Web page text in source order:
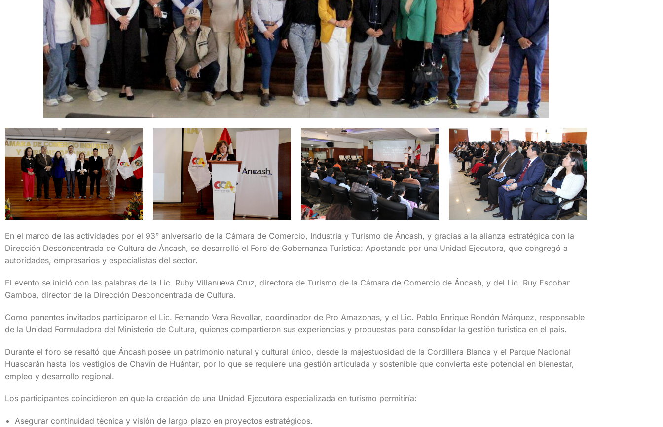
En el marco de las actividades por el 93° aniversario de la Cámara de Comercio, Industria y Turismo de Áncash, y gracias a la alianza estratégica con la
Dirección Desconcentrada de Cultura de Áncash, se desarrolló el Foro de Gobernanza Turística: Apostando por una Unidad Ejecutora, que congregó a
autoridades, empresarios y especialistas del sector.
El evento se inició con las palabras de la Lic. Ruby Villanueva Cruz, directora de Turismo de la Cámara de Comercio de Áncash, y del Lic. Ruy Escobar
Gamboa, director de la Dirección Desconcentrada de Cultura.
Como ponentes invitados participaron el Lic. Fernando Vera Revollar, coordinador de Pro Amazonas, y el Lic. Pablo Enrique Rondón Márquez, responsable
de la Unidad Formuladora del Ministerio de Cultura, quienes compartieron sus experiencias y propuestas para consolidar la gestión turística en el país.
Durante el foro se resaltó que Áncash posee un patrimonio natural y cultural único, desde la majestuosidad de la Cordillera Blanca y el Parque Nacional
Huascarán hasta los vestigios de Chavín de Huántar, por lo que se requiere una gestión articulada y sostenible que convierta este potencial en bienestar,
empleo y desarrollo regional.
Los participantes coincidieron en que la creación de una Unidad Ejecutora especializada en turismo permitiría:
Asegurar continuidad técnica y visión de largo plazo en proyectos estratégicos.